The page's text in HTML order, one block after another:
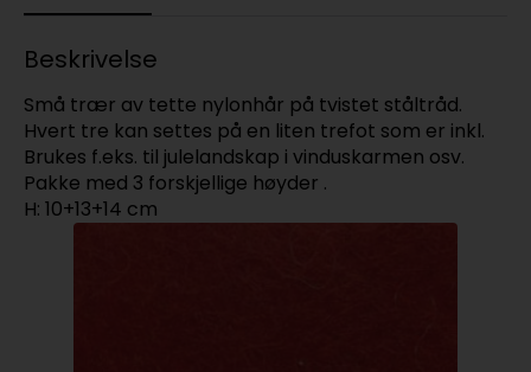
Beskrivelse
Små trær av tette nylonhår på tvistet ståltråd.
Hvert tre kan settes på en liten trefot som er inkl.
Brukes f.eks. til julelandskap i vinduskarmen osv.
Pakke med 3 forskjellige høyder .
H: 10+13+14 cm